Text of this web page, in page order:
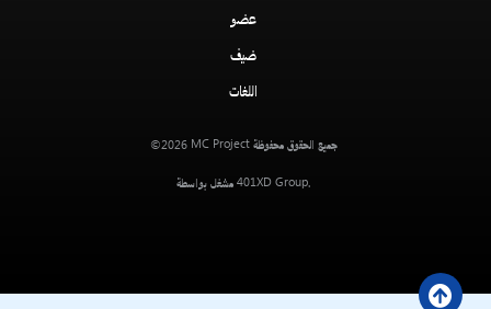
عضو
ضيف
اللغات
©2026 MC Project جميع الحقوق محفوظة
مشغل بواسطة401XD Group.